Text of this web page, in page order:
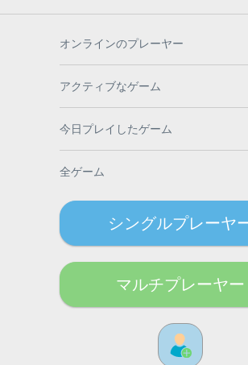
オンラインのプレーヤー
アクティブなゲーム
今日プレイしたゲーム
全ゲーム
シングルプレーヤ
マルチプレーヤー